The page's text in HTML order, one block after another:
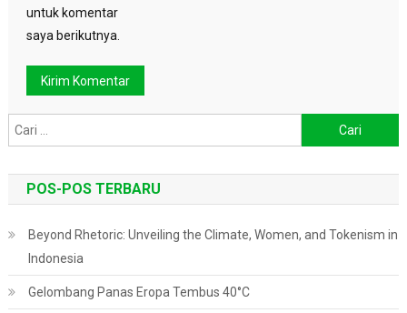
untuk komentar
saya berikutnya.
untuk:
POS-POS TERBARU
Beyond Rhetoric: Unveiling the Climate, Women, and Tokenism in
Indonesia
Gelombang Panas Eropa Tembus 40°C